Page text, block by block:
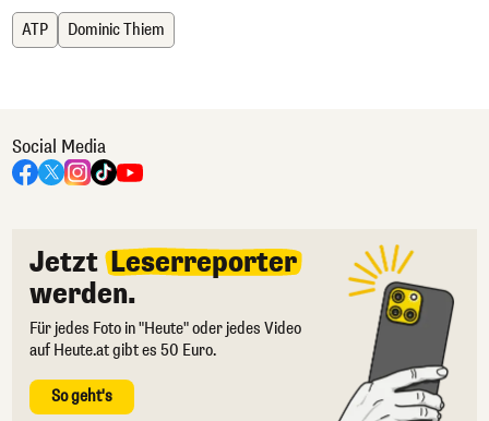
ATP Dominic Thiem
Social Media
Jetzt Leserreporter
werden.
Für jedes Foto in "Heute" oder jedes Video
auf Heute.at gibt es 50 Euro.
So geht's